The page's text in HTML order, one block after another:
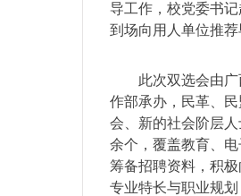
导工作，校党委书
到场向用人单位推荐
此次双选会由
作部承办，民革、
会、新的社会阶层
余个，覆盖教育、
筹备招聘资料，积
专业特长与职业规